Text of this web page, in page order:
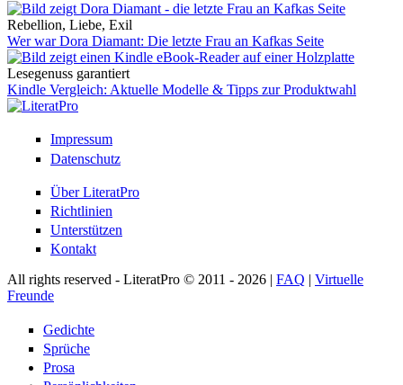
Rebellion, Liebe, Exil
Wer war Dora Diamant: Die letzte Frau an Kafkas Seite
Lesegenuss garantiert
Kindle Vergleich: Aktuelle Modelle & Tipps zur Produktwahl
Impressum
Datenschutz
Über LiteratPro
Richtlinien
Unterstützen
Kontakt
All rights reserved - LiteratPro © 2011 - 2026 | FAQ | Virtuelle
Freunde
Gedichte
Sprüche
Prosa